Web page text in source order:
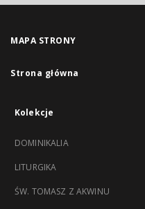
MAPA STRONY
Strona główna
Kolekcje
DOMINIKALIA
LITURGIKA
ŚW. TOMASZ Z AKWINU